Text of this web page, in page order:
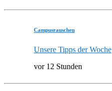
Campusrauschen
Unsere Tipps der Woche
vor 12 Stunden